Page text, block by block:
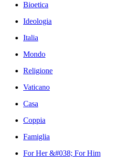
Bioetica
Ideologia
Italia
Mondo
Religione
Vaticano
Casa
Coppia
Famiglia
For Her &#038; For Him